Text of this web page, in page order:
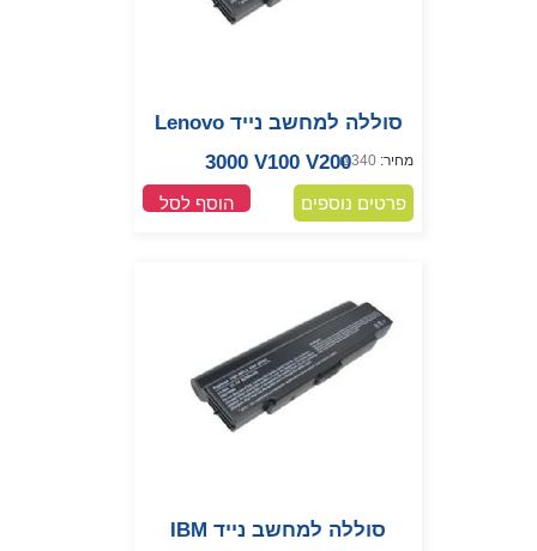
סוללה למחשב נייד Lenovo
3000 V100 V200
מחיר: ₪340
פרטים נוספים הוסף לסל
סוללה למחשב נייד IBM